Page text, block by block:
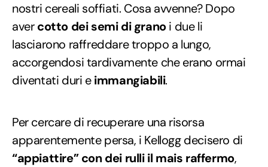
nostri cereali soffiati. Cosa avvenne? Dopo
avercotto dei semi di granoi due li
lasciarono raffreddare troppo a lungo,
accorgendosi tardivamente che erano ormai
diventati duri eimmangiabili.
Per cercare di recuperare una risorsa
apparentemente persa, i Kellogg decisero di
“appiattire” con dei rulli il mais raffermo,